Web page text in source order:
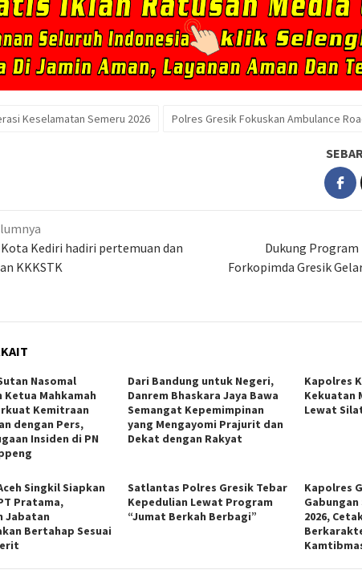
Keselamatan Semeru 2026 Polres Gresik Fokuskan Ambulance
Kediri hadiri pertemuan dan
KKKSTK
Dukung
Forkopimda Gresik
Nasomal
Ketua Mahkamah
Kemitraan
dengan Pers,
Insiden di PN
Dari Bandung untuk Negeri,
Danrem Bhaskara Jaya Bawa
Semangat Kepemimpinan
yang Mengayomi Prajurit dan
Dekat dengan Rakyat
Kapolres
Kekuatan
Lewat
Singkil Siapkan
Pratama,
Jabatan
Bertahap Sesuai
Satlantas Polres Gresik Tebar
Kepedulian Lewat Program
“Jumat Berkah Berbagi”
Kapolres
Gabungan
2026,